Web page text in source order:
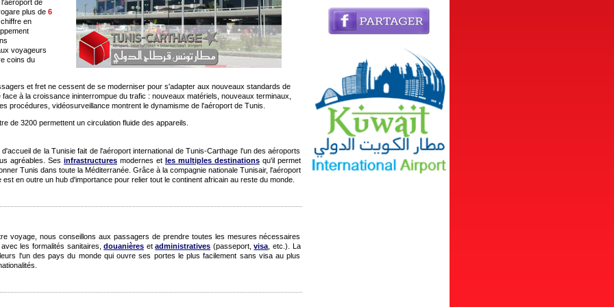
de
plus de 6
en
voyageurs
coins du
et fret ne cessent de se moderniser pour s'adapter aux nouveaux standards de
à la croissance ininterrompue du trafic : nouveaux matériels, nouveaux terminaux,
procédures, vidéosurveillance montrent le dynamisme de l'aéroport de Tunis.
de 3200 permettent un circulation fluide des appareils.
de la Tunisie fait de l'aéroport international de Tunis-Carthage l'un des aéroports
agréables. Sesinfrastructures modernes et les multiples destinationsqu'il permet
Tunis dans toute la Méditerranée. Grâce à la compagnie nationale Tunisair, l'aéroport
en outre un hub d'importance pour relier tout le continent africain au reste du monde.
voyage, nous conseillons aux passagers de prendre toutes les mesures nécessaires
les formalités sanitaires,douanières etadministratives (passeport,visa , etc.). La
l'un des pays du monde qui ouvre ses portes le plus facilement sans visa au plus